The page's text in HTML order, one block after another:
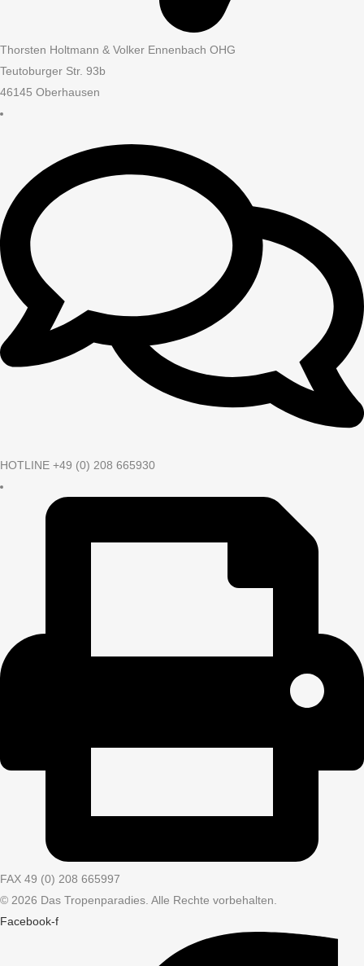
Thorsten Holtmann & Volker Ennenbach OHG
Teutoburger Str. 93b
46145 Oberhausen
HOTLINE +49 (0) 208 665930
FAX 49 (0) 208 665997
© 2026 Das Tropenparadies. Alle Rechte vorbehalten.
Facebook-f